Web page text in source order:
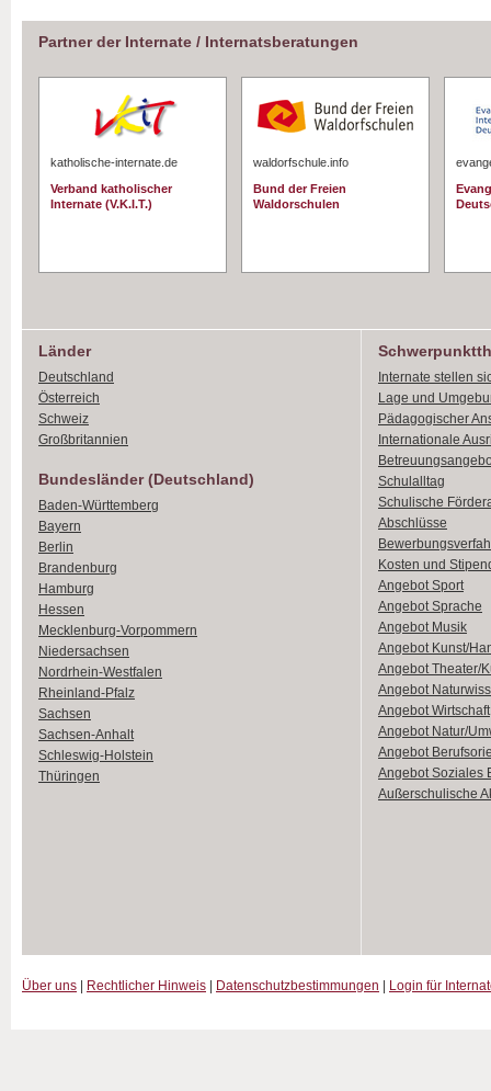
Partner der Internate / Internatsberatungen
katholische-internate.de
Verband katholischer
Internate (V.K.I.T.)
waldorfschule.info
Bund der Freien
Waldorschulen
Länder
Deutschland
Österreich
Schweiz
Großbritannien
Bundesländer (Deutschland)
Baden-Württemberg
Bayern
Berlin
Brandenburg
Hamburg
Hessen
Mecklenburg-Vorpommern
Niedersachsen
Nordrhein-Westfalen
Rheinland-Pfalz
Sachsen
Sachsen-Anhalt
Schleswig-Holstein
Thüringen
Internate stellen
Lage und
Pädagogischer
Internationale
Schulalltag
Schulische
Abschlüsse
Kosten und
Angebot Sport
Angebot Sprache
Angebot Musik
Angebot Kunst/
Angebot Theater/
Angebot
Angebot Wirtschaft
Angebot Natur/
Angebot
Angebot Soziales
Außerschulische
Über uns Rechtlicher Hinweis Datenschutzbestimmungen Login für